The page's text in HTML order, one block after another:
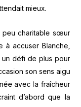
mieux.
peu charitable sœur
à accuser Blanche,
un défi de plus pour
son sens aigu
avec la fraîcheur
d’abord que la